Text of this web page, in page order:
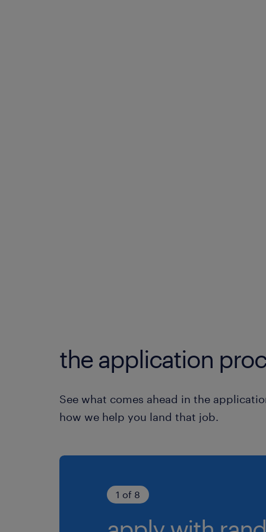
the application
See what comes ahead in the
how we help you land that job.
1 of 8